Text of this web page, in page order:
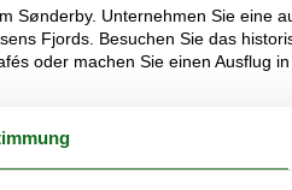
Sønderby. Unternehmen Sie eine
Fjords. Besuchen Sie das
oder machen Sie einen Ausflug